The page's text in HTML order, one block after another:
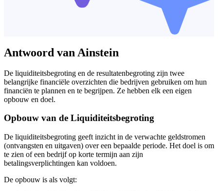
Antwoord van Ainstein
De liquiditeitsbegroting en de resultatenbegroting zijn twee
belangrijke financiële overzichten die bedrijven gebruiken om hun
financiën te plannen en te begrijpen. Ze hebben elk een eigen
opbouw en doel.
Opbouw van de Liquiditeitsbegroting
De liquiditeitsbegroting geeft inzicht in de verwachte geldstromen
(ontvangsten en uitgaven) over een bepaalde periode. Het doel is om
te zien of een bedrijf op korte termijn aan zijn
betalingsverplichtingen kan voldoen.
De opbouw is als volgt: